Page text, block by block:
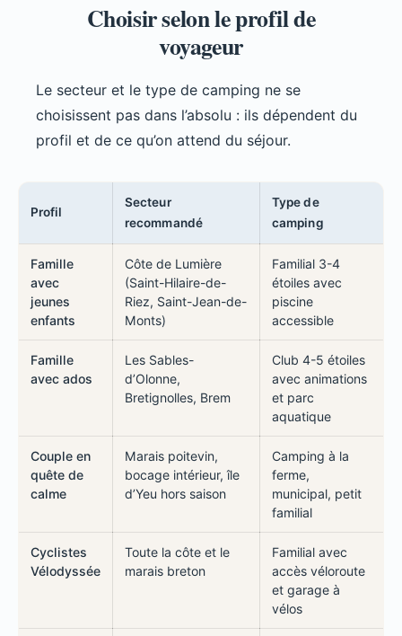
Choisir selon le profil de
voyageur
Le secteur et le type de camping ne se
choisissent pas dans l’absolu : ils dépendent du
profil et de ce qu’on attend du séjour.
Profil
Secteur
recommandé
Type de
camping
Famille
avec
jeunes
enfants
Côte de Lumière
(Saint-Hilaire-de-
Riez, Saint-Jean-de-
Monts)
Familial 3-4
étoiles avec
piscine
accessible
Famille
avec ados
Les Sables-
d’Olonne,
Bretignolles, Brem
Club 4-5 étoiles
avec animations
et parc
aquatique
Couple en
quête de
calme
Marais poitevin,
bocage intérieur, île
d’Yeu hors saison
Camping à la
ferme,
municipal, petit
familial
Cyclistes
Vélodyssée
Toute la côte et le
marais breton
Familial avec
accès véloroute
et garage à
vélos